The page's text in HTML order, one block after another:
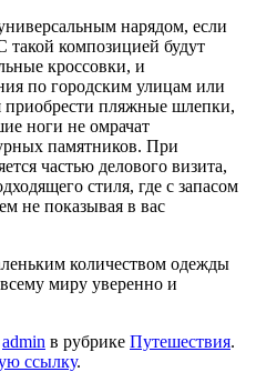
нарядом, если
такой композицией будут
кроссовки, и
по городским улицам или
приобрести пляжные шлепки,
ноги не омрачат
памятников. При
частью делового визита,
стиля, где с запасом
не показывая в вас
количеством одежды
миру уверенно и
admin в рубрике Путешествия.
ссылку.